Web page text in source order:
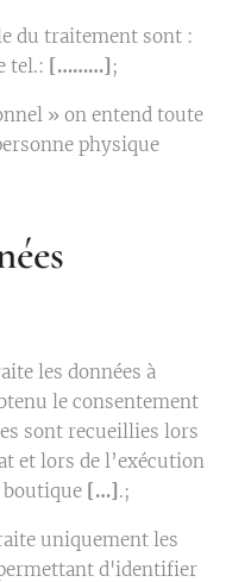
du traitement sont :
tel.: [………] ;
» on entend toute
physique
les données à
le consentement
sont recueillies lors
et lors de l’exécution
boutique […].;
uniquement les
d'identifier